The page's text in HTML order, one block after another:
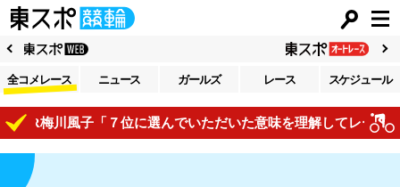
全コメレース ニュース ガールズ レース スケジュール
梅川風子「７位に選んでいただいた意味を理解してレースで自